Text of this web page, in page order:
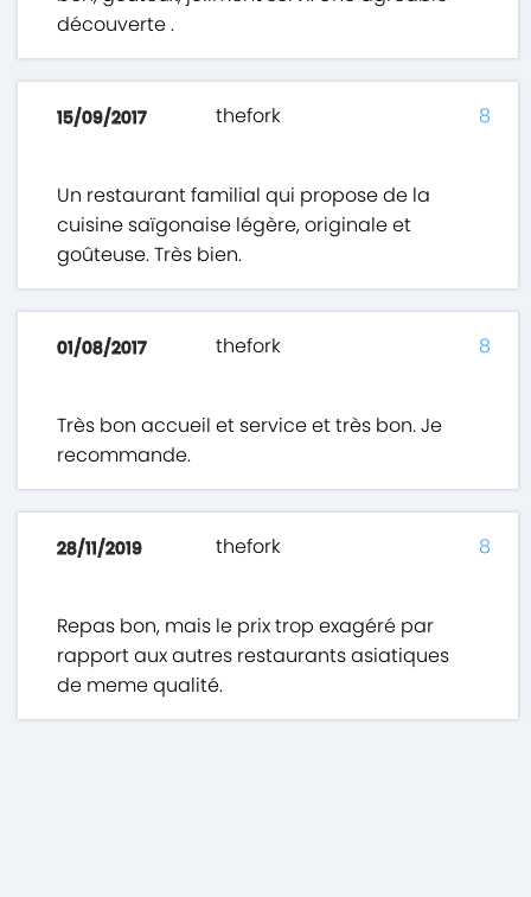
découverte .
15/09/2017 thefork
Un restaurant familial qui propose de la
cuisine saïgonaise légère, originale et
goûteuse. Très bien.
8
01/08/2017 thefork
Très bon accueil et service et très bon. Je
recommande.
8
28/11/2019 thefork
Repas bon, mais le prix trop exagéré par
rapport aux autres restaurants asiatiques
de meme qualité.
8